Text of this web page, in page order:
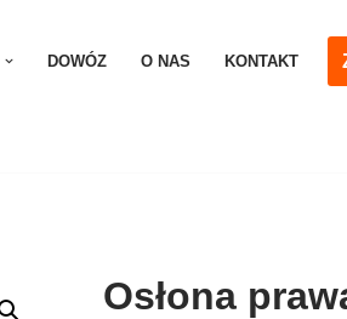
DOWÓZ O NAS KONTAKT
Osłona